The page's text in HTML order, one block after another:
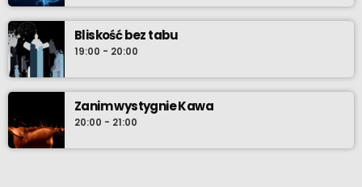
Bliskość bez tabu
19:00 - 20:00
Zanim wystygnie Kawa
20:00 - 21:00